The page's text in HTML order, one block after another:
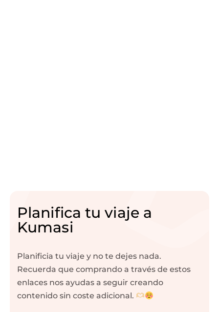
Planifica tu viaje a
Kumasi
Planificia tu viaje y no te dejes nada.
Recuerda que comprando a través de estos
enlaces nos ayudas a seguir creando
contenido sin coste adicional.